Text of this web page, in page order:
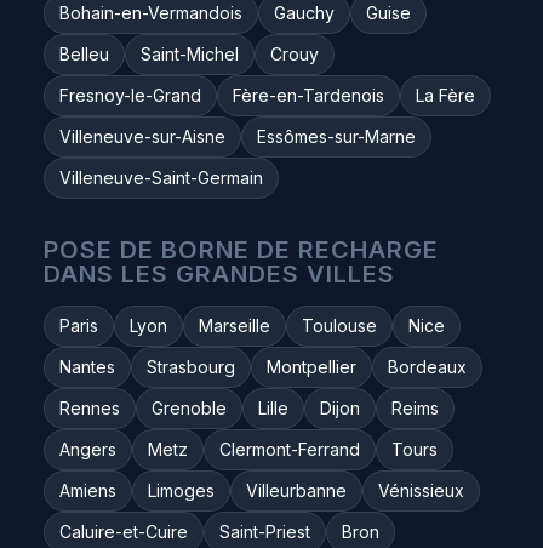
Bohain-en-Vermandois
Gauchy
Guise
Belleu
Saint-Michel
Crouy
Fresnoy-le-Grand
Fère-en-Tardenois
La Fère
Villeneuve-sur-Aisne
Essômes-sur-Marne
Villeneuve-Saint-Germain
POSE DE BORNE DE RECHARGE
DANS LES GRANDES VILLES
Paris Lyon Marseille Toulouse
Nice
Nantes
Strasbourg Montpellier
Bordeaux
Rennes
Grenoble Lille Dijon
Reims
Angers
Metz Clermont-Ferrand
Tours
Amiens
Limoges Villeurbanne
Vénissieux
Caluire-et-Cuire
Saint-Priest
Bron